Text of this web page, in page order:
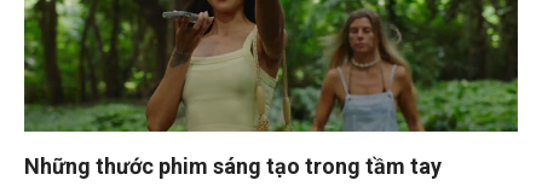
Những thước phim sáng tạo trong tầm tay